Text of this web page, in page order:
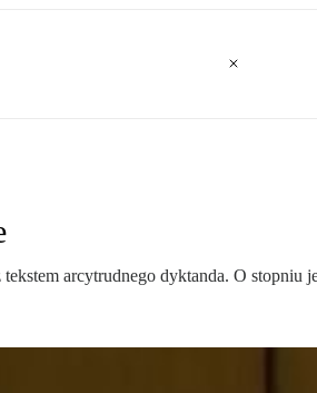
arcytrudnego dyktanda. O stopniu